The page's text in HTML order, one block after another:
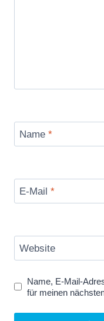
Name *
E-Mail *
Website
Name, E-Mail-
für meinen